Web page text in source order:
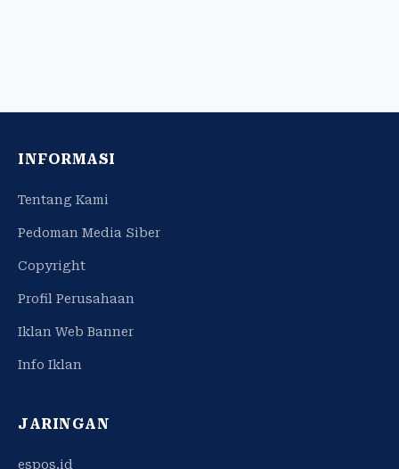
INFORMASI
Tentang Kami
Pedoman Media Siber
Copyright
Profil Perusahaan
Iklan Web Banner
Info Iklan
JARINGAN
espos.id